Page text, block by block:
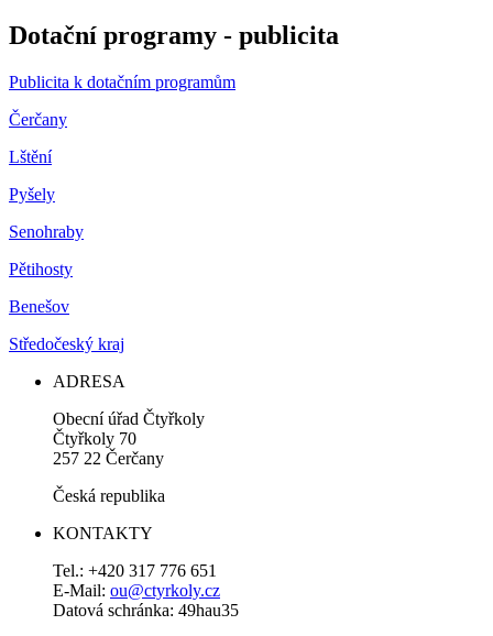
Dotační programy - publicita
Publicita k dotačním programům
Čerčany
Lštění
Pyšely
Senohraby
Pětihosty
Benešov
Středočeský kraj
ADRESA
Obecní úřad Čtyřkoly
Čtyřkoly 70
257 22 Čerčany
Česká republika
KONTAKTY
Tel.: +420 317 776 651
E-Mail: ou@ctyrkoly.cz
Datová schránka: 49hau35